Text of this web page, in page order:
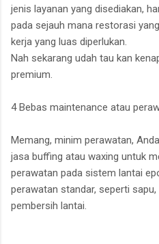
jenis layanan yang disediakan,
pada sejauh mana restorasi
kerja yang luas diperlukan.
Nah sekarang udah tau kan
premium.
4 Bebas maintenance atau
Memang, minim perawatan,
jasa buffing atau waxing untuk
perawatan pada sistem lantai
perawatan standar, seperti
pembersih lantai.